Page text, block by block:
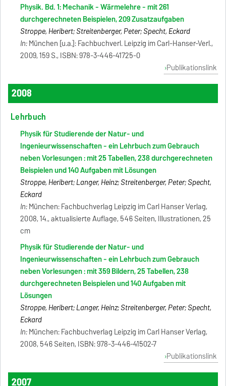
Physik. Bd. 1: Mechanik - Wärmelehre - mit 261
durchgerechneten Beispielen, 209 Zusatzaufgaben
Stroppe, Heribert; Streitenberger, Peter; Specht, Eckard
In:München [u.a.]: Fachbuchverl. Leipzig im Carl-Hanser-Verl.,
2009, 159 S., ISBN: 978-3-446-41725-0
Publikationslink
2008
Lehrbuch
Physik für Studierende der Natur- und
Ingenieurwissenschaften - ein Lehrbuch zum Gebrauch
neben Vorlesungen : mit 25 Tabellen, 238 durchgerechneten
Beispielen und 140 Aufgaben mit Lösungen
Stroppe, Heribert; Langer, Heinz; Streitenberger, Peter; Specht,
Eckard
In:München: Fachbuchverlag Leipzig im Carl Hanser Verlag,
2008, 14., aktualisierte Auflage, 546 Seiten, Illustrationen, 25
cm
Physik für Studierende der Natur- und
Ingenieurwissenschaften - ein Lehrbuch zum Gebrauch
neben Vorlesungen : mit 359 Bildern, 25 Tabellen, 238
durchgerechneten Beispielen und 140 Aufgaben mit
Lösungen
Stroppe, Heribert; Langer, Heinz; Streitenberger, Peter; Specht,
Eckard
In:München: Fachbuchverlag Leipzig im Carl Hanser Verlag,
2008, 546 Seiten, ISBN: 978-3-446-41502-7
Publikationslink
2007